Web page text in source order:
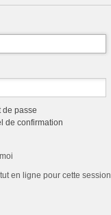
de passe
de confirmation
en ligne pour cette session